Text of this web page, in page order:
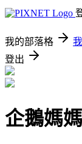
我的部落格
登出
企鵝媽